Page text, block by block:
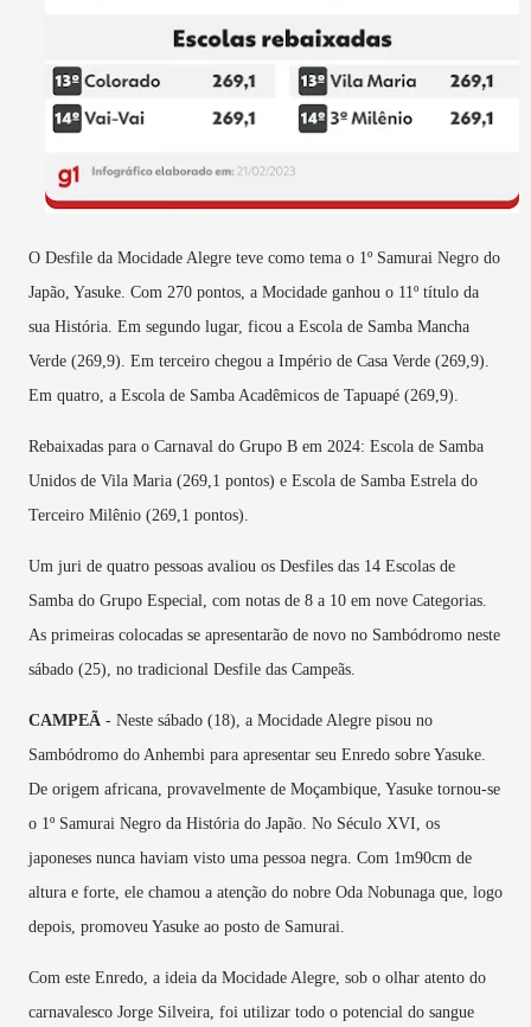
O Desfile da Mocidade Alegre teve como tema o 1º Samurai Negro do
Japão, Yasuke. Com 270 pontos, a Mocidade ganhou o 11º título da
sua História. Em segundo lugar, ficou a Escola de Samba Mancha
Verde (269,9). Em terceiro chegou a Império de Casa Verde (269,9).
Em quatro, a Escola de Samba Acadêmicos de Tapuapé (269,9).
Rebaixadas para o Carnaval do Grupo B em 2024: Escola de Samba
Unidos de Vila Maria (269,1 pontos) e Escola de Samba Estrela do
Terceiro Milênio (269,1 pontos).
Um juri de quatro pessoas avaliou os Desfiles das 14 Escolas de
Samba do Grupo Especial, com notas de 8 a 10 em nove Categorias.
As primeiras colocadas se apresentarão de novo no Sambódromo neste
sábado (25), no tradicional Desfile das Campeãs.
CAMPEÃ - Neste sábado (18), a Mocidade Alegre pisou no
Sambódromo do Anhembi para apresentar seu Enredo sobre Yasuke.
De origem africana, provavelmente de Moçambique, Yasuke tornou-se
o 1º Samurai Negro da História do Japão. No Século XVI, os
japoneses nunca haviam visto uma pessoa negra. Com 1m90cm de
altura e forte, ele chamou a atenção do nobre Oda Nobunaga que, logo
depois, promoveu Yasuke ao posto de Samurai.
Com este Enredo, a ideia da Mocidade Alegre, sob o olhar atento do
carnavalesco Jorge Silveira, foi utilizar todo o potencial do sangue